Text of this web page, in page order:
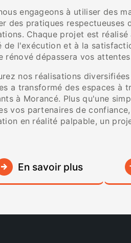
engageons à utiliser des
des pratiques respectueuses
Chaque projet est
de l'exécution et à la
rénové dépassera vos
nos réalisations
a transformé des espaces à
à Morancé. Plus qu'une
vos partenaires de
en réalité palpable, un
En savoir plus